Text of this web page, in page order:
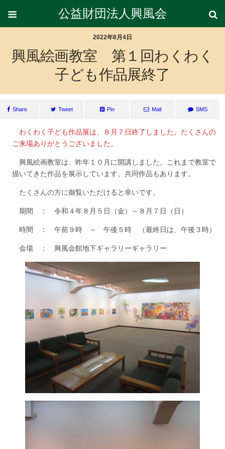
公益財団法人興風会
2022年8月4日
興風絵画教室 第１回わくわく
子ども作品展終了
Share Tweet Pin Mail SMS
わくわく子ども作品展は、８月７日終了しました。たくさんの
ご来場ありがとうございました。
興風絵画教室は、昨年１０月に開講しました。これまで教室で
描いてきた作品を展示しています。共同作品もあります。
たくさんの方に御覧いただけると幸いです。
期間 ： 令和４年８月５日（金）～８月７日（日）
時間 ： 午前９時 ～ 午後５時 （最終日は、午後３時）
会場 ： 興風会館地下ギャラリーギャラリー